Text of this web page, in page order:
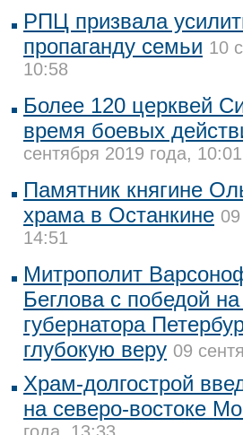
РПЦ призвала
пропаганду семьи 10
10:58
Более 120 церквей
время боевых
сентября 2019 года, 10:01
Памятник княгине
храма в Останкине
14:51
Митрополит
Беглова с победой
губернатора
глубокую веру 09
Храм-долгострой
на северо-востоке